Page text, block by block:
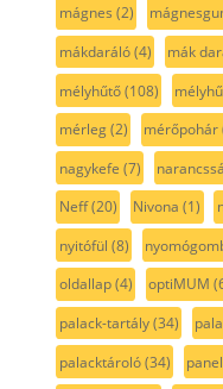
mágnes (2)
mákdaráló(4) mák
mélyhűtő(108)
mérleg(2) mérőpohár
nagykefe (7)
Neff(20) Nivona (1)
nyitófül (8)
oldallap(4) optiMUM
palack-tartály(34)
palacktároló(34) panel